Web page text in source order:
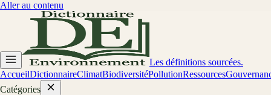
Aller au contenu
Les définitions sourcées.
AccueilDictionnaireClimatBiodiversitéPollutionRessources
Catégories